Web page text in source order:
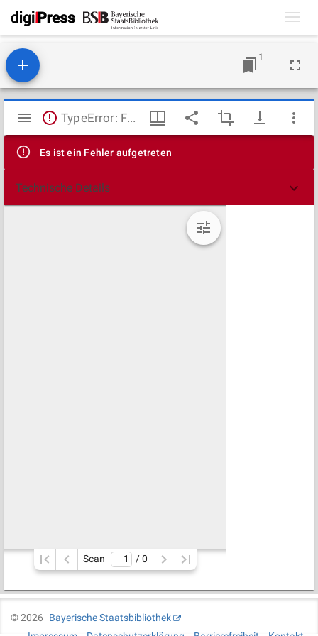
1
Mirador
Viewer
TypeError: Failed to fetch
Es ist ein Fehler aufgetreten
Technische Details
Scan / 0
©2026
Bayerische Staatsbibliothek